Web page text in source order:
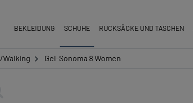
BEKLEIDUNG SCHUHE RUCKSÄCKE UND TASCHEN
Walking Gel-Sonoma 8 Women